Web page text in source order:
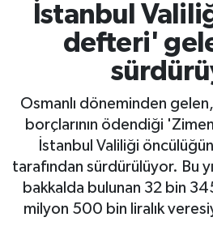
İstanbul
defteri'
Osmanlı döneminden
borçlarının ödendiği
İstanbul Valiliği
tarafından sürdürülüyor. Bu
bakkalda bulunan 32 bin
milyon 500 bin liralık